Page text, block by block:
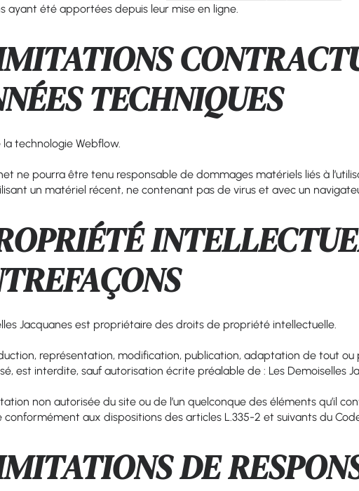
ayant été apportées depuis leur mise en ligne.
TECHNIQUES
la technologie Webflow.
ne pourra être tenu responsable de dommages matériels liés à
un matériel récent, ne contenant pas de virus et avec un
Jacquanes est propriétaire des droits de propriété intellectuelle.
représentation, modification, publication, adaptation de tout
est interdite, sauf autorisation écrite préalable de : Les Demoiselles
non autorisée du site ou de l’un quelconque des éléments qu’il
conformément aux dispositions des articles L.335-2 et suivants du
DE